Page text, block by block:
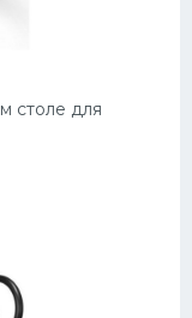
столе для